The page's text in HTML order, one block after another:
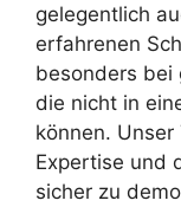
gelegentlich
erfahrenen
besonders bei
die nicht in
können.
Expertise und
sicher zu